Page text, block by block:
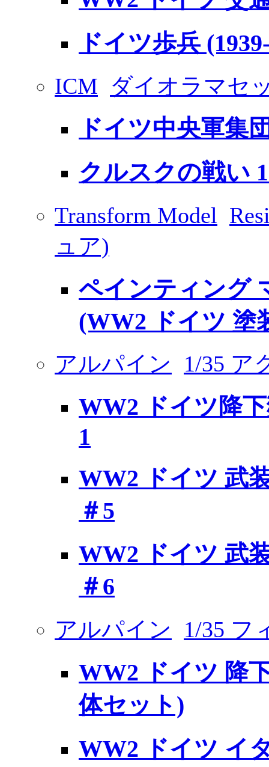
ドイツ歩兵
ICM ダイオラマセ
ドイツ中央軍集
クルスクの戦い
Transform Model
ュア)
ペインティング
(WW2 ドイツ 塗
アルパイン 1/35 ア
WW2 ドイツ降
1
WW2 ドイツ 武
＃5
WW2 ドイツ 武
＃6
アルパイン 1/35 フ
WW2 ドイツ 降
体セット)
WW2 ドイツ イ